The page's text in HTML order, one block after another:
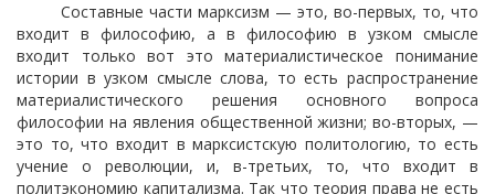
Составные части марксизм — это, во-первых, то, что
входит в философию, а в философию в узком смысле
входит только вот это материалистическое понимание
истории в узком смысле слова, то есть распространение
материалистического решения основного вопроса
философии на явления общественной жизни; во-вторых, —
это то, что входит в марксистскую политологию, то есть
учение о революции, и, в-третьих, то, что входит в
политэкономию капитализма. Так что теория права не есть